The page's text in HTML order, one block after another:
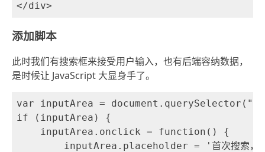
添加脚本
此时我们有搜索框来接受用户输入，也有后端容纳数据，
是时候让 JavaScript 大显身手了。
var inputArea =
if (inputArea) {
    inputArea.onclick = function() {
inputArea.placeholder = '首次搜索，需